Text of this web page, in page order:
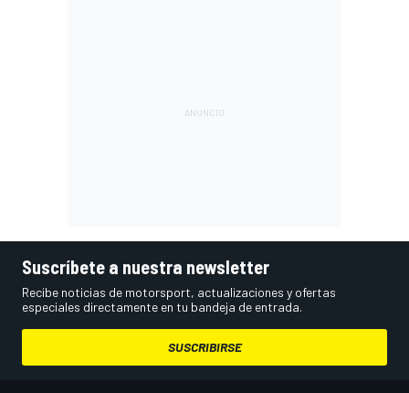
Suscríbete a nuestra newsletter
Recibe noticias de motorsport, actualizaciones y ofertas
especiales directamente en tu bandeja de entrada.
SUSCRIBIRSE